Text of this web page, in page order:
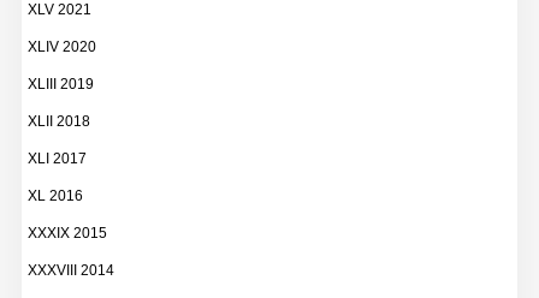
XLV 2021
XLIV 2020
XLIII 2019
XLII 2018
XLI 2017
XL 2016
XXXIX 2015
XXXVIII 2014